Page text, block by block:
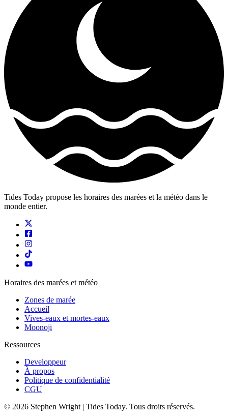
Tides Today propose les horaires des marées et la météo dans le
monde entier.
Horaires des marées et météo
Zones de marée
Accueil
Vives-eaux et mortes-eaux
Moonoji
Ressources
Developpeur
À propos
Politique de confidentialité
CGU
© 2026 Stephen Wright | Tides Today. Tous droits réservés.